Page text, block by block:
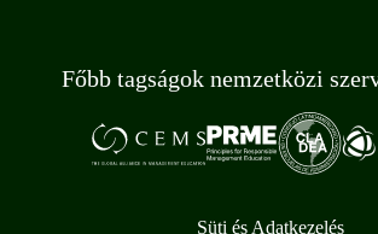
Főbb tagságok nemzetközi
Süti és Adatkezelés